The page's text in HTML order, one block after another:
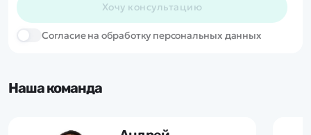
Хочу консультацию
Cогласие на обработку персональных данных
Наша команда